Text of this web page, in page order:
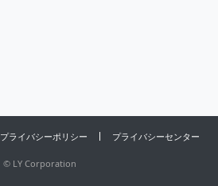
プライバシーポリシー プライバシーセンター
© LY Corporation